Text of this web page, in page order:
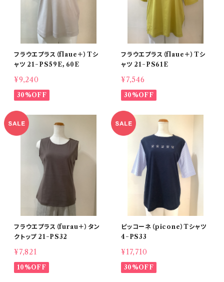
フラウエプラス（flaue＋）Tシ
ャツ 21−PS59E，60E
¥9,240
30%OFF
フラウエプラス（flaue＋）Tシ
ャツ 21−PS61E
¥7,546
30%OFF
フラウエプラス（furau＋）タン
クトップ 21−PS32
¥7,821
10%OFF
ピッコーネ（picone）Tシャツ
4−PS33
¥17,710
30%OFF